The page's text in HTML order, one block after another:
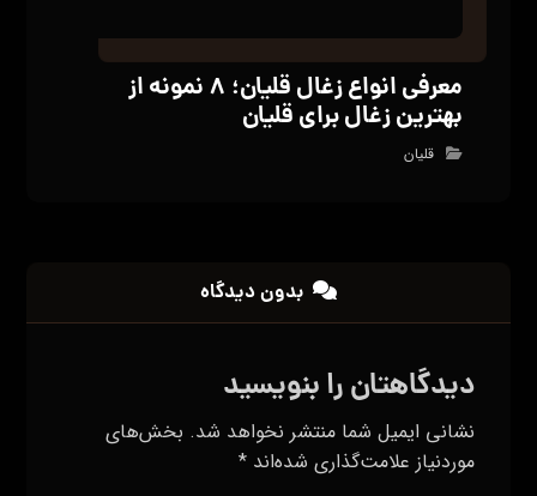
معرفی انواع زغال قلیان؛ ۸ نمونه از
بهترین زغال برای قلیان
قلیان
بدون دیدگاه
دیدگاهتان را بنویسید
نشانی ایمیل شما منتشر نخواهد شد. بخش‌های
موردنیاز علامت‌گذاری شده‌اند*